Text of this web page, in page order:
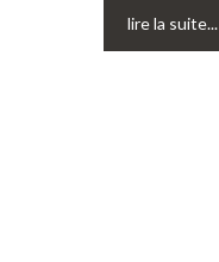
lire la suite...